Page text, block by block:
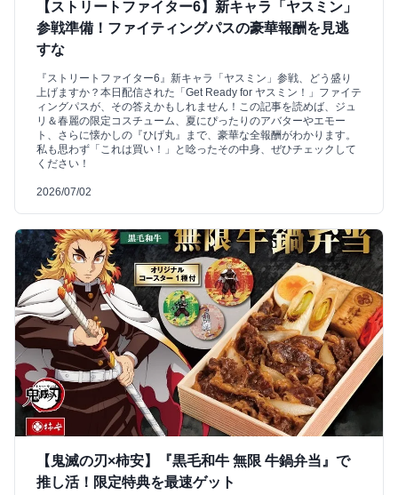
【ストリートファイター6】新キャラ「ヤスミン」
参戦準備！ファイティングパスの豪華報酬を見逃
すな
『ストリートファイター6』新キャラ「ヤスミン」参戦、どう盛り
上げますか？本日配信された「Get Ready for ヤスミン！」ファイテ
ィングパスが、その答えかもしれません！この記事を読めば、ジュ
リ＆春麗の限定コスチューム、夏にぴったりのアバターやエモー
ト、さらに懐かしの『ひげ丸』まで、豪華な全報酬がわかります。
私も思わず「これは買い！」と唸ったその中身、ぜひチェックして
ください！
2026/07/02
【鬼滅の刃×柿安】『黒毛和牛 無限 牛鍋弁当』で
推し活！限定特典を最速ゲット